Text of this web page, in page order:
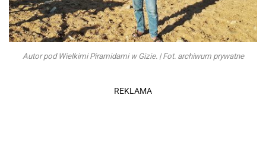
Autor pod Wielkimi Piramidami w Gizie. | Fot. archiwum prywatne
REKLAMA